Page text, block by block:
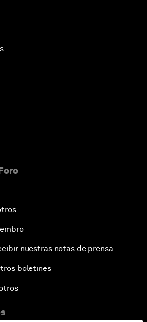
nuestras notas de prensa
boletines